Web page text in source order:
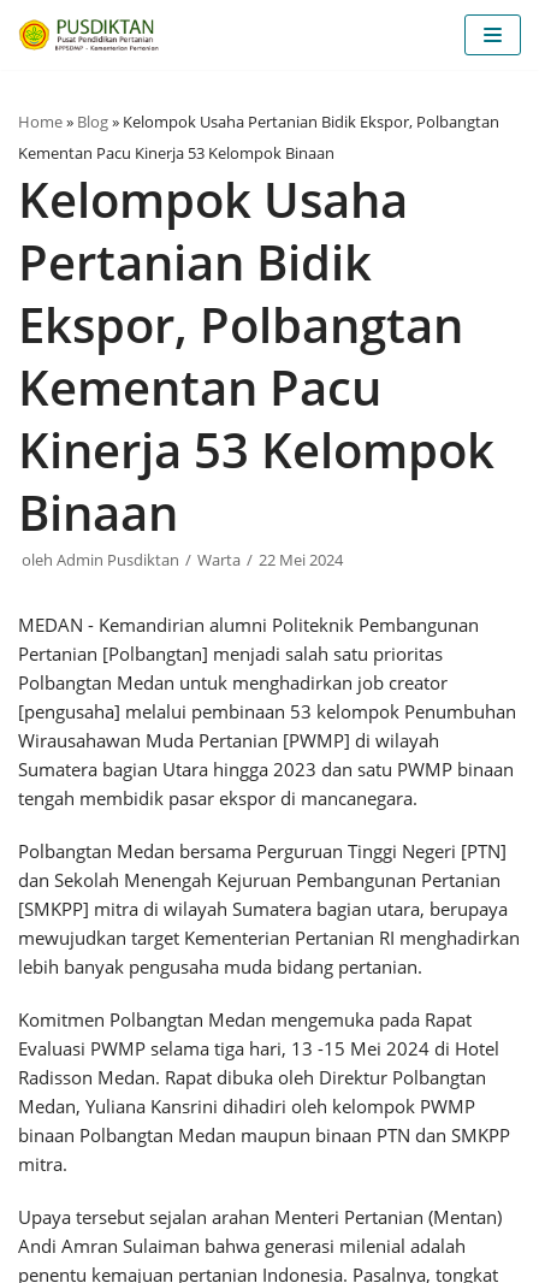
Lompat
ke
Home» Blog» Kelompok Usaha Pertanian Bidik Ekspor, Polbangtan
Kementan Pacu Kinerja 53 Kelompok Binaan
Kelompok Usaha
Pertanian Bidik
Ekspor, Polbangtan
Kementan Pacu
Kinerja 53 Kelompok
Binaan
oleh Admin Pusdiktan Warta 22 Mei 2024
MEDAN - Kemandirian alumni Politeknik Pembangunan
Pertanian [Polbangtan] menjadi salah satu prioritas
Polbangtan Medan untuk menghadirkan job creator
[pengusaha] melalui pembinaan 53 kelompok Penumbuhan
Wirausahawan Muda Pertanian [PWMP] di wilayah
Sumatera bagian Utara hingga 2023 dan satu PWMP binaan
tengah membidik pasar ekspor di mancanegara.
Polbangtan Medan bersama Perguruan Tinggi Negeri [PTN]
dan Sekolah Menengah Kejuruan Pembangunan Pertanian
[SMKPP] mitra di wilayah Sumatera bagian utara, berupaya
mewujudkan target Kementerian Pertanian RI menghadirkan
lebih banyak pengusaha muda bidang pertanian.
Komitmen Polbangtan Medan mengemuka pada Rapat
Evaluasi PWMP selama tiga hari, 13 -15 Mei 2024 di Hotel
Radisson Medan. Rapat dibuka oleh Direktur Polbangtan
Medan, Yuliana Kansrini dihadiri oleh kelompok PWMP
binaan Polbangtan Medan maupun binaan PTN dan SMKPP
mitra.
Upaya tersebut sejalan arahan Menteri Pertanian (Mentan)
Andi Amran Sulaiman bahwa generasi milenial adalah
penentu kemajuan pertanian Indonesia. Pasalnya, tongkat